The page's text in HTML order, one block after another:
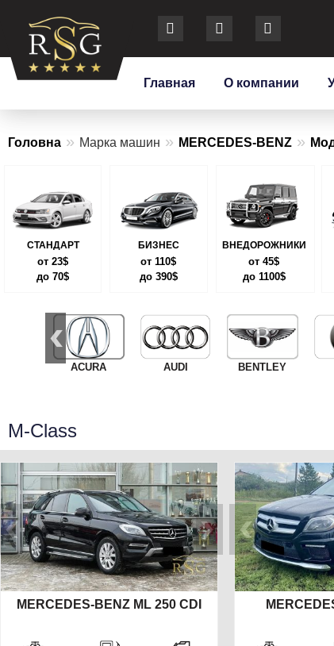
Главная О компании
Головна » Марка машин » MERCEDES-BENZ »
СТАНДАРТ
от 23$
до 70$
БИЗНЕС
от 110$
до 390$
ВНЕДОРОЖНИКИ
от 45$
до 1100$
ACURA AUDI BENTLEY
M-Class
MERCEDES-BENZ ML 250 CDI